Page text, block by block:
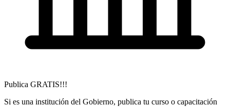
Publica GRATIS!!!
Si es una institución del Gobierno, publica tu curso o capacitación